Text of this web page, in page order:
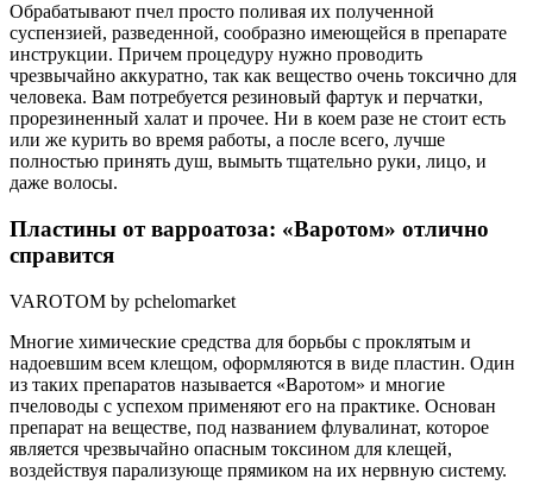
Обрабатывают пчел просто поливая их полученной
суспензией, разведенной, сообразно имеющейся в препарате
инструкции. Причем процедуру нужно проводить
чрезвычайно аккуратно, так как вещество очень токсично для
человека. Вам потребуется резиновый фартук и перчатки,
прорезиненный халат и прочее. Ни в коем разе не стоит есть
или же курить во время работы, а после всего, лучше
полностью принять душ, вымыть тщательно руки, лицо, и
даже волосы.
Пластины от варроатоза: «Варотом» отлично
справится
VAROTOM by pchelomarket
Многие химические средства для борьбы с проклятым и
надоевшим всем клещом, оформляются в виде пластин. Один
из таких препаратов называется «Варотом» и многие
пчеловоды с успехом применяют его на практике. Основан
препарат на веществе, под названием флувалинат, которое
является чрезвычайно опасным токсином для клещей,
воздействуя парализующе прямиком на их нервную систему.